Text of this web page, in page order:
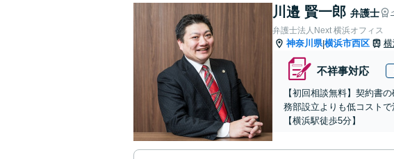
川邉 賢一郎 弁護士
弁護士法人Next 横浜オフィス
神奈川県|横浜市西区 横
不祥事対応
【初回相談無料】契約書
務部設立よりも低コスト
【横浜駅徒歩5分】